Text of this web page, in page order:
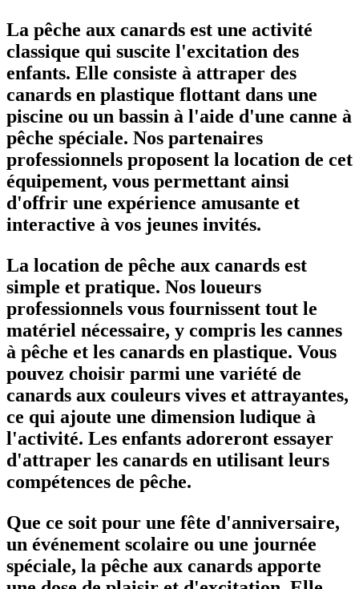
La pêche aux canards est une activité
classique qui suscite l'excitation des
enfants. Elle consiste à attraper des
canards en plastique flottant dans une
piscine ou un bassin à l'aide d'une canne à
pêche spéciale. Nos partenaires
professionnels proposent la location de cet
équipement, vous permettant ainsi
d'offrir une expérience amusante et
interactive à vos jeunes invités.
La location de pêche aux canards est
simple et pratique. Nos loueurs
professionnels vous fournissent tout le
matériel nécessaire, y compris les cannes
à pêche et les canards en plastique. Vous
pouvez choisir parmi une variété de
canards aux couleurs vives et attrayantes,
ce qui ajoute une dimension ludique à
l'activité. Les enfants adoreront essayer
d'attraper les canards en utilisant leurs
compétences de pêche.
Que ce soit pour une fête d'anniversaire,
un événement scolaire ou une journée
spéciale, la pêche aux canards apporte